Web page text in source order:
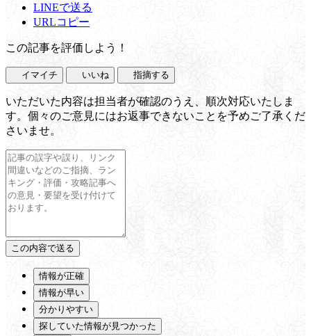
LINEで送る
URLコピー
この記事を評価しよう！
イマイチ いいね 指摘する
いただいた内容は担当者が確認のうえ、順次対応いたしま
す。個々のご意見にはお返事できないことを予めご了承くだ
さいませ。
情報が正確
情報が早い
分かりやすい
探していた情報が見つかった